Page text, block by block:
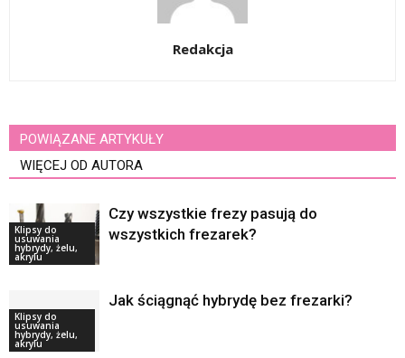
Redakcja
POWIĄZANE ARTYKUŁY
WIĘCEJ OD AUTORA
Klipsy do
usuwania
hybrydy, żelu,
akrylu
Czy wszystkie frezy pasują do
wszystkich frezarek?
Klipsy do
usuwania
hybrydy, żelu,
akrylu
Jak ściągnąć hybrydę bez frezarki?